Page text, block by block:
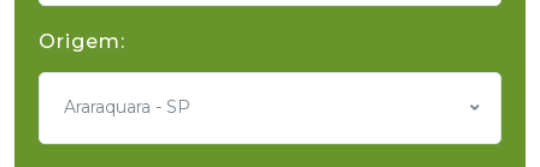
Origem:
Araraquara - SP